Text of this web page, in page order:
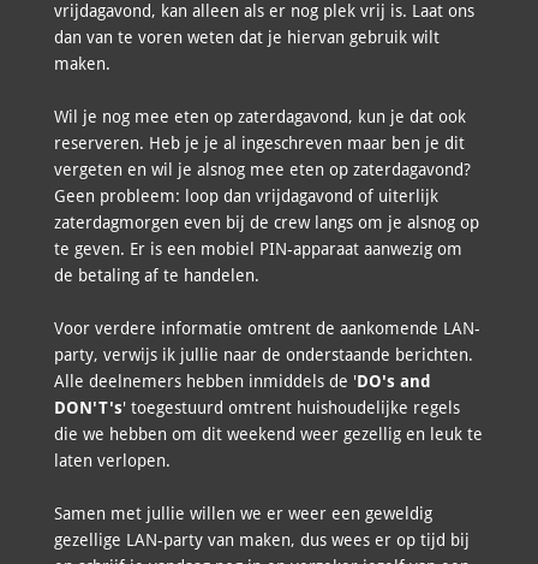
vrijdagavond, kan alleen als er nog plek vrij is. Laat ons
dan van te voren weten dat je hiervan gebruik wilt
maken.
Wil je nog mee eten op zaterdagavond, kun je dat ook
reserveren. Heb je je al ingeschreven maar ben je dit
vergeten en wil je alsnog mee eten op zaterdagavond?
Geen probleem: loop dan vrijdagavond of uiterlijk
zaterdagmorgen even bij de crew langs om je alsnog op
te geven. Er is een mobiel PIN-apparaat aanwezig om
de betaling af te handelen.
Voor verdere informatie omtrent de aankomende LAN-
party, verwijs ik jullie naar de onderstaande berichten.
Alle deelnemers hebben inmiddels de 'DO's and
DON'T's' toegestuurd omtrent huishoudelijke regels
die we hebben om dit weekend weer gezellig en leuk te
laten verlopen.
Samen met jullie willen we er weer een geweldig
gezellige LAN-party van maken, dus wees er op tijd bij